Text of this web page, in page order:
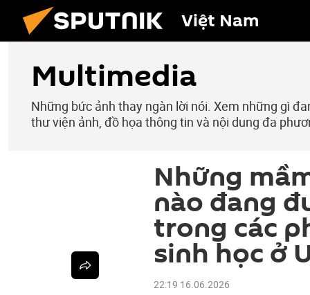
Việt Nam
Multimedia
Những bức ảnh thay ngàn lời nói. Xem những gì
thư viện ảnh, đồ họa thông tin và nội dung đa
Những
nào đang
trong các
sinh học ở
22:19 16.06.2026